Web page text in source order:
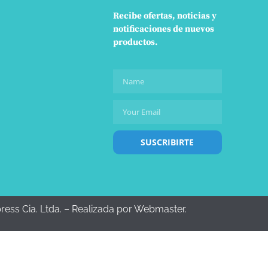
Recibe ofertas, noticias y
notificaciones de nuevos
productos.
SUSCRIBIRTE
Cia. Ltda. – Realizada por Webmaster.